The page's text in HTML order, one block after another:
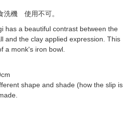
洗機 使用不可。
has a beautiful contrast between the
and the clay applied expression. This
a monk's iron bowl.
shape and shade (how the slip is